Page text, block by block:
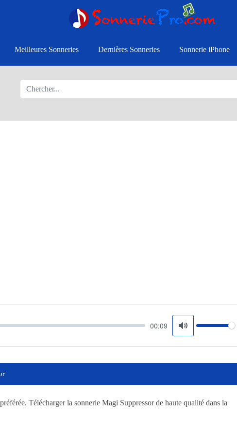
Meilleures Sonneries Dernières Sonneries Sonnerie iPhone
00:09
Mute
Volume
Télécharger la sonnerie Magi Suppressor de haute qualité dans la